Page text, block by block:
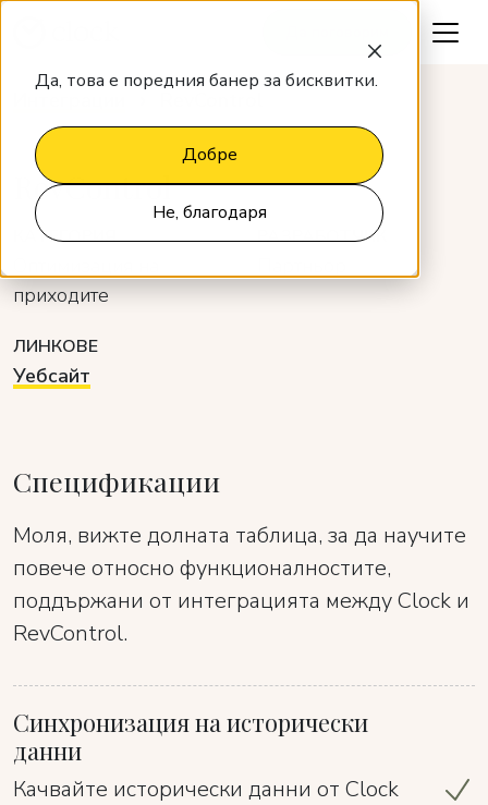
Да, това е поредния банер за бисквитки.
Добре
Не, благодаря
RevControl
КАТЕГОРИЯ
приходите
РАЗРАБОТЧИК
ЛИНКОВЕ
Уебсайт
Спецификации
Моля, вижте долната таблица, за да научите
повече относно функционалностите,
поддържани от интеграцията между Clock и
RevControl.
Синхронизация на исторически
данни
Качвайте исторически данни от Clock